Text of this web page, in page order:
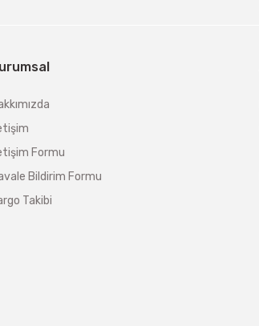
Formu
Bildirim Formu
Takibi